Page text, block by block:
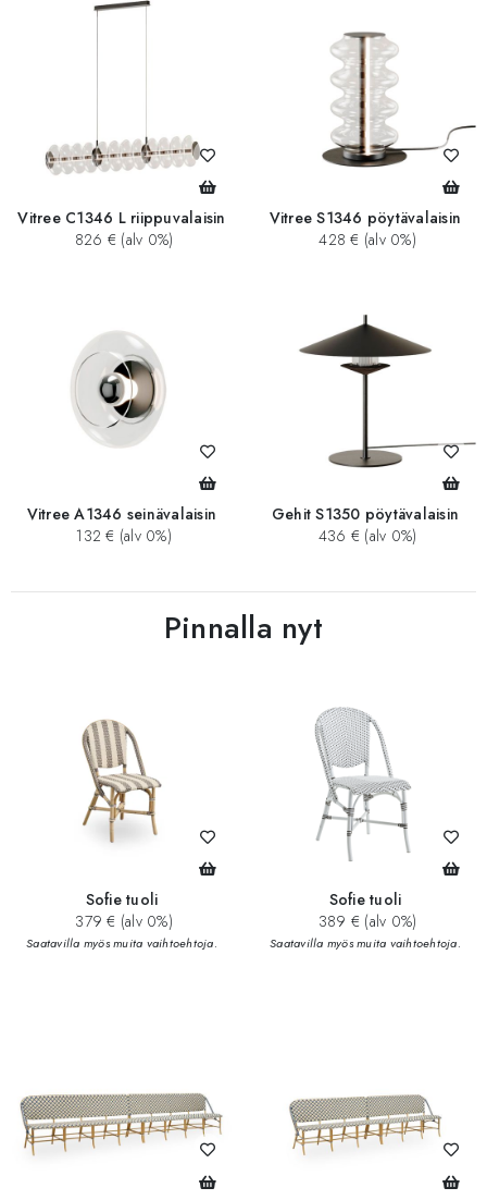
Vitree C1346 L riippuvalaisin
826 € (alv 0%)
Vitree S1346 pöytävalaisin
428 € (alv 0%)
Vitree A1346 seinävalaisin
132 € (alv 0%)
Gehit S1350 pöytävalaisin
436 € (alv 0%)
Pinnalla nyt
Sofie tuoli
379 € (alv 0%)
Saatavilla myös muita vaihtoehtoja.
Sofie tuoli
389 € (alv 0%)
Saatavilla myös muita vaihtoehtoja.